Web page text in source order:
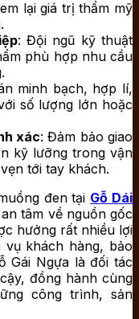
lại giá trị thẩm mỹ
: Đội ngũ kỹ thuật
phù hợp nhu cầu
minh bạch, hợp lí,
số lượng lớn hoặc
xác: Đảm bảo giao
kỹ lưỡng trong vận
tới tay khách.
đen tại Gỗ Dái
tâm về nguồn gốc
hưởng rất nhiều lợi
khách hàng, bảo
Gái Ngựa là đối tác
đồng hành cùng
công trình, sản